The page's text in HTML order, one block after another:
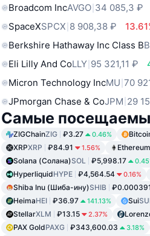
Broadcom IncAVGO 34 085,3 ₽
SpaceXSPCX 8 908,38 ₽
Berkshire Hathaway Inc Class B
Eli Lilly And CoLLY 95 321,11 ₽
Micron Technology IncMU 70
JPmorgan Chase & CoJPM 29
Самые
ZIGChainZIG ₽3.27 0.46%
XRPXRP ₽84.91 1.56%
Solana (Солана)SOL ₽5,998.17
HyperliquidHYPE ₽4,564.54 0.16%
Shiba Inu (Шиба-ину)SHIB
HeimaHEI ₽36.97 141.13% Sui
StellarXLM ₽13.15 2.37%
PAX GoldPAXG ₽343,600.03 3.18%